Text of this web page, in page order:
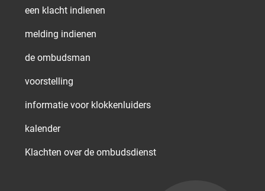
een klacht indienen
melding indienen
de ombudsman
voorstelling
informatie voor klokkenluiders
kalender
Klachten over de ombudsdienst